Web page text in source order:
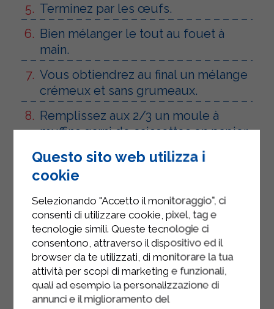
Terminez par les œufs.
Bien mélanger le tout au fouet à
main.
Vous obtiendrez au final un mélange
crémeux et sans grumeaux.
Remplissez aux 2/3 un moule à
muffins garni de caissettes en papier
avec la préparation et faites cuire
dans un four préchauffé à 180°C
pendant environ 20 minutes.
Une fois le temps écoulé, sortez les
gâteaux du four, démoulez-les et
laissez-les refroidir.
Pendant ce temps, préparez le
glaçage. Tamisez le sucre glace dans
un bol et ajoutez trois cuillères à
Questo sito web utilizza i
cookie
Selezionando "Accetto il monitoraggio", ci
consenti di utilizzare cookie, pixel, tag e
tecnologie simili. Queste tecnologie ci
consentono, attraverso il dispositivo ed il
browser da te utilizzati, di monitorare la tua
attività per scopi di marketing e funzionali,
quali ad esempio la personalizzazione di
annunci e il miglioramento del